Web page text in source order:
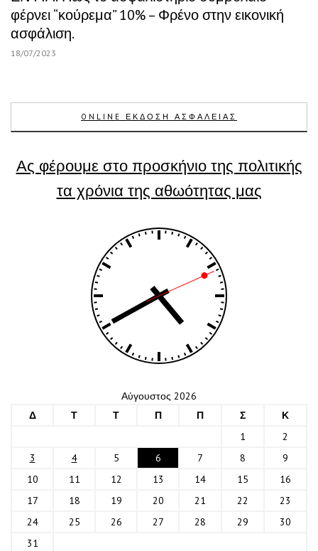
φέρνει “κούρεμα” 10% – Φρένο στην εικονική
ασφάλιση.
18/07/2023
ONLINE ΕΚΔΟΣΗ ΑΣΦΑΛΕΙΑΣ
Ας φέρουμε στο προσκήνιο της πολιτικής
τα χρόνια της αθωότητας μας
Αύγουστος 2026
Δ
Τ Τ Π Π Σ
Κ
1
2
3
4 5 6 7 8
9
10
11 12 13 14 15
16
17
18 19 20 21 22
23
24
25 26 27 28 29
30
31